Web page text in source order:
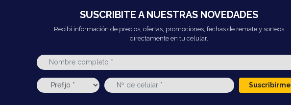
SUSCRIBITE A NUESTRAS NOVEDADES
Recibí información de precios, ofertas, promociones, fechas de remate y sorteos
directamente en tu celular.
Suscribirme